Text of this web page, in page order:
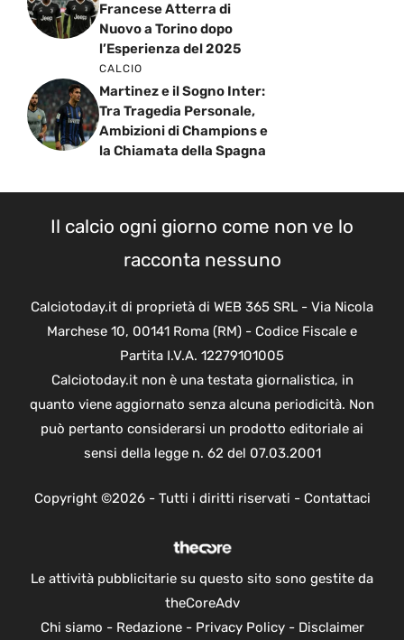
Francese Atterra di
Nuovo a Torino dopo
l’Esperienza del 2025
CALCIO
Martinez e il Sogno Inter:
Tra Tragedia Personale,
Ambizioni di Champions e
la Chiamata della Spagna
Il calcio ogni giorno come non ve lo
racconta nessuno
Calciotoday.it di proprietà di WEB 365 SRL - Via Nicola
Marchese 10, 00141 Roma (RM) - Codice Fiscale e
Partita I.V.A. 12279101005
Calciotoday.it non è una testata giornalistica, in
quanto viene aggiornato senza alcuna periodicità. Non
può pertanto considerarsi un prodotto editoriale ai
sensi della legge n. 62 del 07.03.2001
Copyright ©2026 - Tutti i diritti riservati - Contattaci
Le attività pubblicitarie su questo sito sono gestite da
theCoreAdv
Chi siamo - Redazione- Privacy Policy- Disclaimer